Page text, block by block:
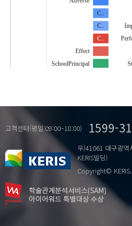
…
C..
C..
C..
Effect
SchoolPrincipal
동아리 활동
부정적 리더십
어두운면
역효과
진로교육
진로교육목표
고객센터(평일:09:00~18:00) 1599-
우)41061 대구광
KERIS빌딩)
Copyright© KERIS.